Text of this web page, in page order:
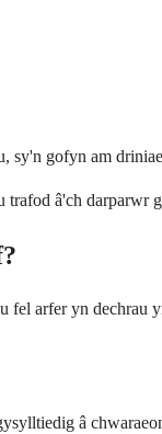
gofyn am
â'ch
arfer yn
â